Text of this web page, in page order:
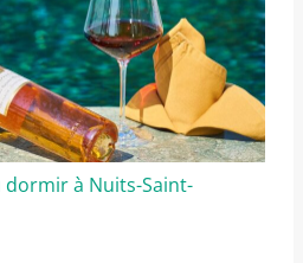
dormir à Nuits-Saint-